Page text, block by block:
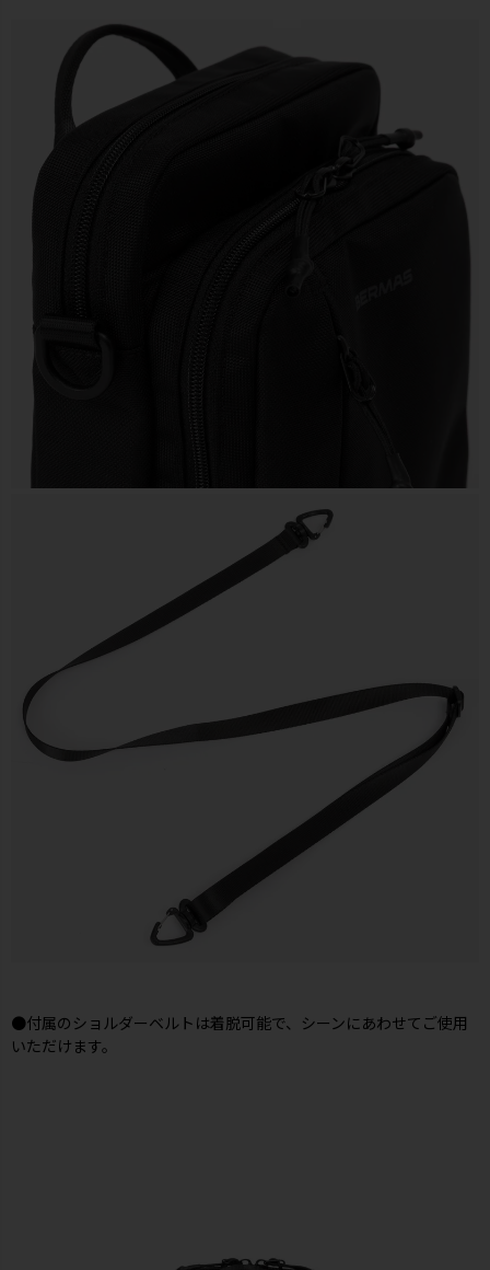
●付属のショルダーベルトは着脱可能で、シーンにあわせてご使用
いただけます。